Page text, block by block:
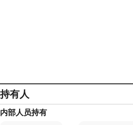
持有人
内部人员持有